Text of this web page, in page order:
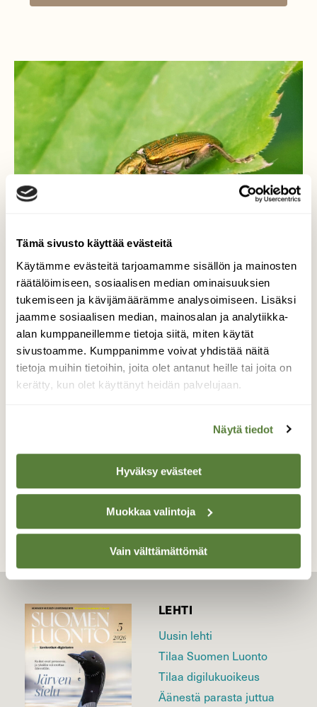
Tämä sivusto käyttää evästeitä
Käytämme evästeitä tarjoamamme sisällön ja mainosten
räätälöimiseen, sosiaalisen median ominaisuuksien
tukemiseen ja kävijämäärämme analysoimiseen. Lisäksi
jaamme sosiaalisen median, mainosalan ja analytiikka-
alan kumppaneillemme tietoja siitä, miten käytät
sivustoamme. Kumppanimme voivat yhdistää näitä
tietoja muihin tietoihin, joita olet antanut heille tai joita on
kerätty, kun olet käyttänyt heidän palvelujaan.
Näytä tiedot
Hyväksy evästeet
Muokkaa valintoja
Vain välttämättömät
Ruokokuoriainen
Komean värinen kovakuoriainen.
TAKAISIN LISTAAN
LEHTI
Uusin lehti
Tilaa Suomen Luonto
Tilaa digilukuoikeus
Äänestä parasta juttua